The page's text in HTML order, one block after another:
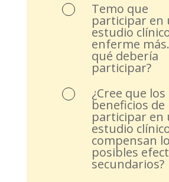
Temo que
participar en
estudio
enferme
qué debería
participar?
¿Cree que los
beneficios de
participar en
estudio
compensan
posibles
secundarios?